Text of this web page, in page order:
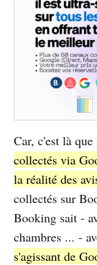
Car, c'est là
collectés via
la réalité des
collectés sur
Booking sait -
chambres ... -
s'agissant de